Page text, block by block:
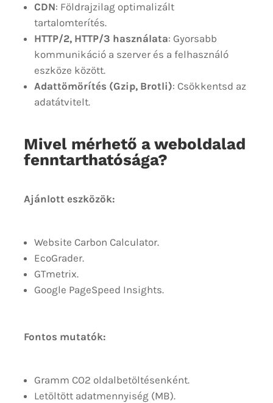
CDN: Földrajzilag optimalizált
tartalomterítés.
HTTP/2, HTTP/3 használata: Gyorsabb
kommunikáció a szerver és a felhasználó
eszköze között.
Adattömörítés (Gzip, Brotli): Csökkentsd az
adatátvitelt.
Mivel mérhető a weboldalad
fenntarthatósága?
Ajánlott eszközök:
Website Carbon Calculator.
EcoGrader.
GTmetrix.
Google PageSpeed Insights.
Fontos mutatók:
Gramm CO2 oldalbetöltésenként.
Letöltött adatmennyiség (MB).